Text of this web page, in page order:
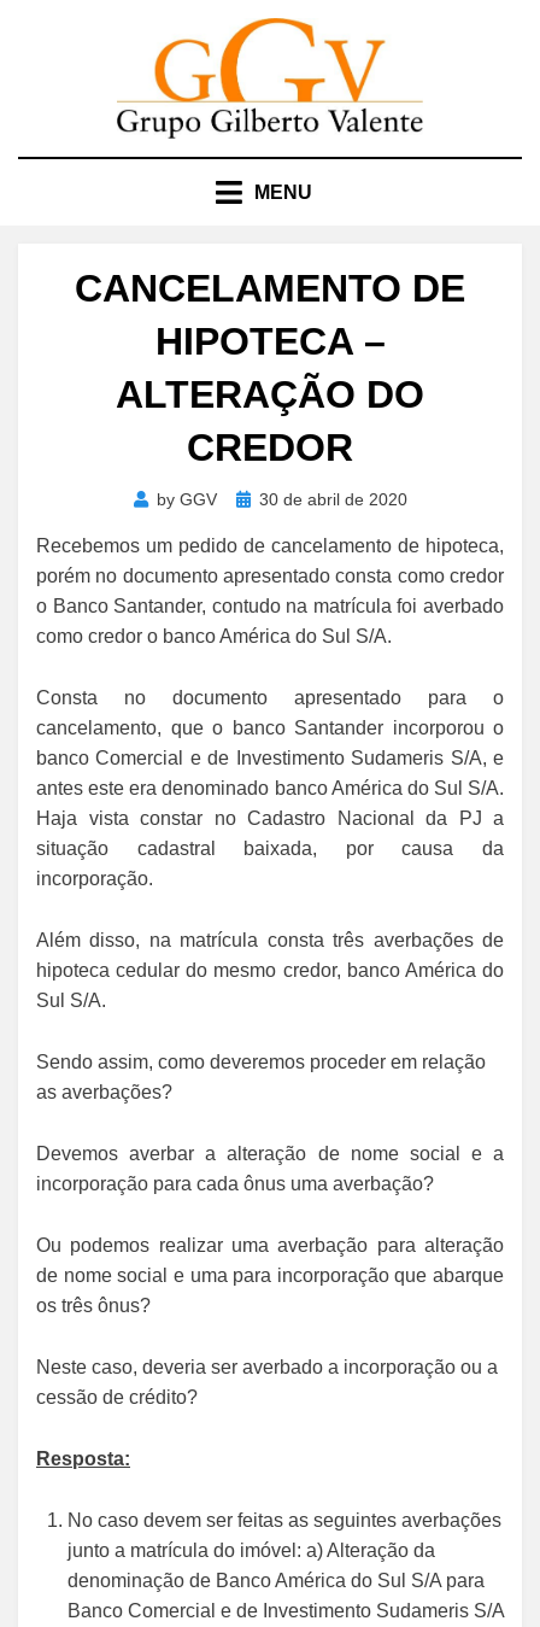
MENU
CANCELAMENTO DE
HIPOTECA –
ALTERAÇÃO DO
CREDOR
by GGV
Posted
30 de abril de 2020
Recebemos um pedido de cancelamento de hipoteca,
porém no documento apresentado consta como credor
o Banco Santander, contudo na matrícula foi averbado
como credor o banco América do Sul S/A.
Consta no documento apresentado para o
cancelamento, que o banco Santander incorporou o
banco Comercial e de Investimento Sudameris S/A, e
antes este era denominado banco América do Sul S/A.
Haja vista constar no Cadastro Nacional da PJ a
situação cadastral baixada, por causa da
incorporação.
Além disso, na matrícula consta três averbações de
hipoteca cedular do mesmo credor, banco América do
Sul S/A.
Sendo assim, como deveremos proceder em relação
as averbações?
Devemos averbar a alteração de nome social e a
incorporação para cada ônus uma averbação?
Ou podemos realizar uma averbação para alteração
de nome social e uma para incorporação que abarque
os três ônus?
Neste caso, deveria ser averbado a incorporação ou a
cessão de crédito?
Resposta:
No caso devem ser feitas as seguintes averbações
junto a matrícula do imóvel: a) Alteração da
denominação de Banco América do Sul S/A para
Banco Comercial e de Investimento Sudameris S/A